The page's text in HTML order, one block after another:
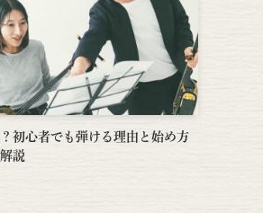
初心者でも弾ける理由と始め方
説